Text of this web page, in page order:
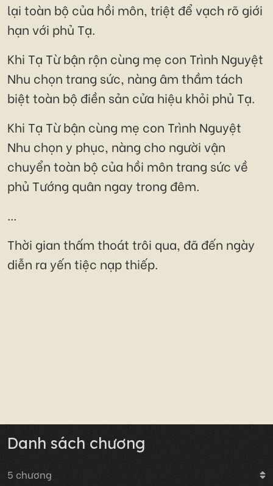
lại toàn bộ của hồi môn, triệt để vạch rõ giới
hạn với phủ Tạ.
Khi Tạ Từ bận rộn cùng mẹ con Trình Nguyệt
Nhu chọn trang sức, nàng âm thầm tách
biệt toàn bộ điền sản cửa hiệu khỏi phủ Tạ.
Khi Tạ Từ bận cùng mẹ con Trình Nguyệt
Nhu chọn y phục, nàng cho người vận
chuyển toàn bộ của hồi môn trang sức về
phủ Tướng quân ngay trong đêm.
...
Thời gian thấm thoát trôi qua, đã đến ngày
diễn ra yến tiệc nạp thiếp.
Danh sách chương
5 chương